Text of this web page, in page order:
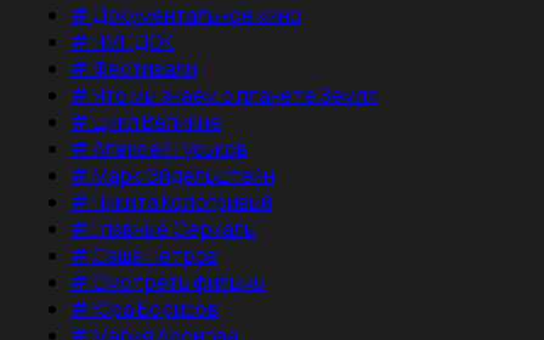
#Документальное кино
#НМГ ДОК
#Фестивали
#Что мы знаем о планете Земля
#Цикл Великие
#Алексей Гуськов
#Марк Эйдельштейн
#Никита Кологривый
#Главные Сериалы
#Саша Петров
#Смотреть фильмы
#Юра Борисов